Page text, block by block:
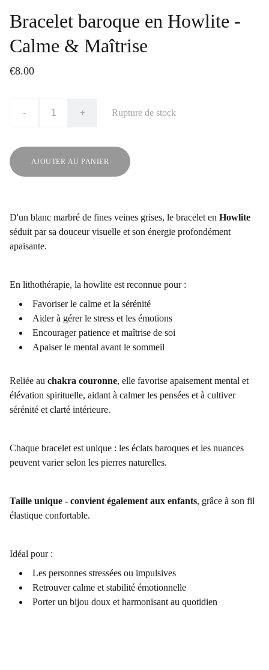
Bracelet baroque en Howlite -
Calme & Maîtrise
€8.00
- + Rupture de stock
AJOUTER AU PANIER
D'un blanc marbré de fines veines grises, le bracelet en Howlite
séduit par sa douceur visuelle et son énergie profondément
apaisante.
En lithothérapie, la howlite est reconnue pour :
Favoriser le calme et la sérénité
Aider à gérer le stress et les émotions
Encourager patience et maîtrise de soi
Apaiser le mental avant le sommeil
Reliée au chakra couronne, elle favorise apaisement mental et
élévation spirituelle, aidant à calmer les pensées et à cultiver
sérénité et clarté intérieure.
Chaque bracelet est unique : les éclats baroques et les nuances
peuvent varier selon les pierres naturelles.
Taille unique - convient également aux enfants, grâce à son fil
élastique confortable.
Idéal pour :
Les personnes stressées ou impulsives
Retrouver calme et stabilité émotionnelle
Porter un bijou doux et harmonisant au quotidien